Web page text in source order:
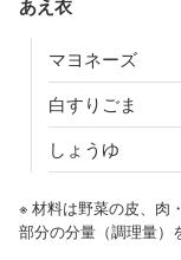
あえ衣
マヨネーズ
白すりごま
しょうゆ
※ 材料は野菜の皮、肉
部分の分量（調理量）